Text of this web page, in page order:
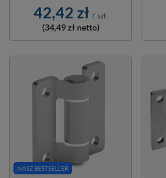
42,42 zł / szt.
(34,49 zł netto)
NASZ BESTSELLER